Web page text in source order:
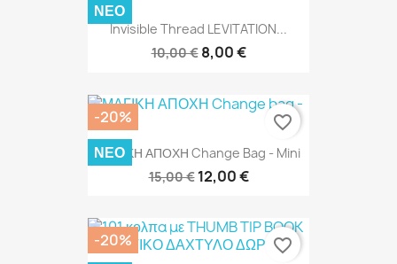
Invisible Thread LEVITATION...
10,00 € 8,00 €
ΝΈΟ
ΜΑΓΙΚΗ ΑΠΟΧΗ Change Bag - Mini
15,00 € 12,00 €
-20%
ΝΈΟ
favorite_border
-20%
favorite_border